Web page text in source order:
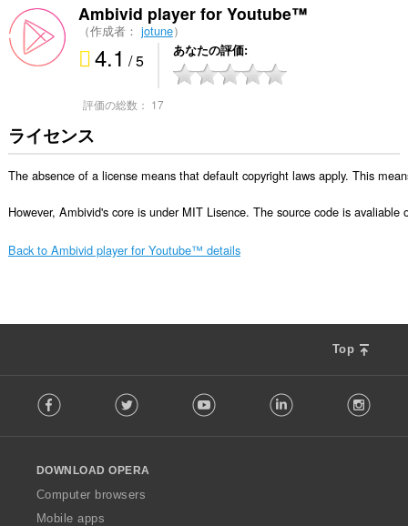
Ambivid player for Youtube™
（作成者： jotune）
4.1 / 5 あなたの評価
評価の総数： 17
ライセンス
The absence of a license means that default copyright laws apply. This
However, Ambivid's core is under MIT Lisence. The source code is
Back to Ambivid player for Youtube™ details
Top
o
w
O
p
Facebook Twitter Youtube LinkedIn
DOWNLOAD OPERA
Computer browsers
Mobile apps